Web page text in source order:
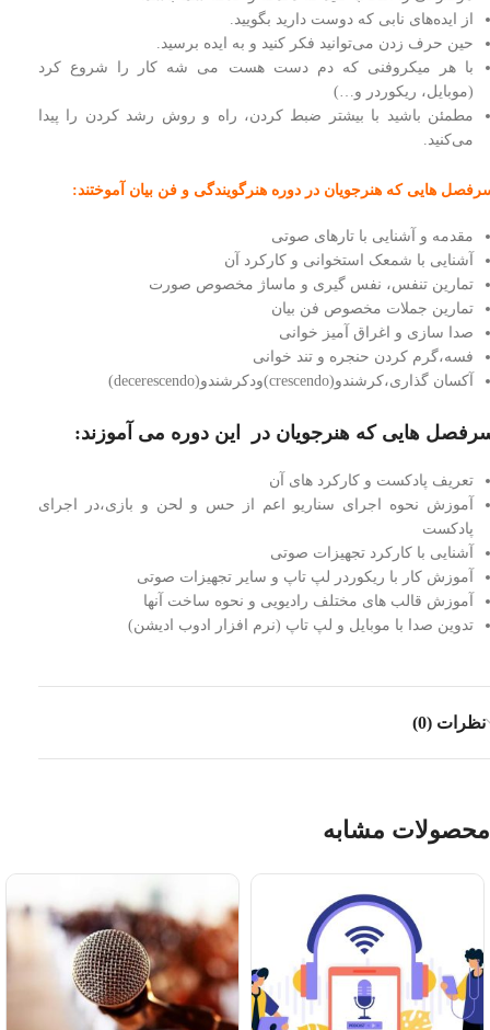
از ایده‌های نابی که دوست دارید بگویید.
حین حرف زدن می‌توانید فکر کنید و به ایده برسید.
با هر میکروفنی که دم دست هست می شه کار را شروع کرد
(موبایل، ریکوردر و…)
مطمئن باشید با بیشتر ضبط کردن، راه و روش رشد کردن را پیدا
می‌کنید.
هایی که هنرجویان در دوره هنرگویندگی و فن بیان آموختند:
مقدمه و آشنایی با تارهای صوتی
آشنایی با شمعک استخوانی و کارکرد آن
تمارین تنفس، نفس گیری و ماساژ مخصوص صورت
تمارین جملات مخصوص فن بیان
صدا سازی و اغراق آمیز خوانی
فسه،گرم کردن حنجره و تند خوانی
آکسان گذاری،کرشندو(crescendo)ودکرشندو(decerescendo)
هایی که هنرجویان در این دوره می آموزند:
تعريف پادكست و كاركرد هاى آن
آموزش نحوه اجرای سناریو اعم از حس و لحن و بازی،در اجرای
پادکست
آشنایی با كاركرد تجهیزات صوتی
آموزش كار با ریکوردر لپ تاپ و سایر تجهیزات صوتی
آموزش قالب های مختلف رادیویی و نحوه ساخت آنها
تدوین صدا با موبایل و لپ تاپ (نرم افزار ادوب ادیشن)
نظرات (0)
محصولات مشابه